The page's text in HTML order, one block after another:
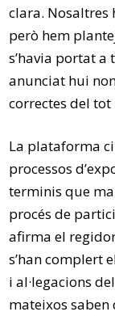
clara. Nosaltres
però hem
s’havia portat a
anunciat hui
correctes del
La plataforma
processos
terminis que
procés de
afirma el
s’han complert
i al·legacions
mateixos